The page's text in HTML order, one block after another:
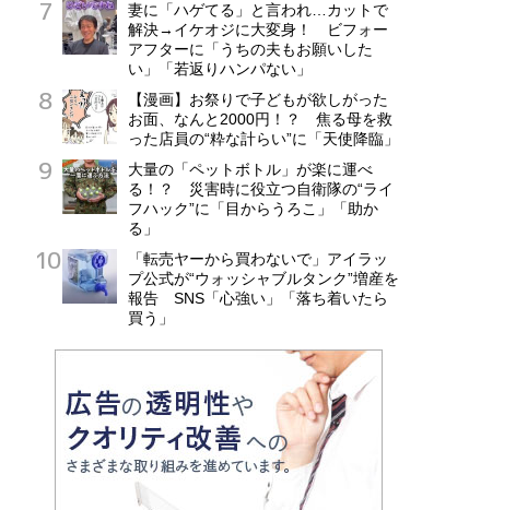
妻に「ハゲてる」と言われ…カットで
解決→イケオジに大変身！ ビフォー
アフターに「うちの夫もお願いした
い」「若返りハンパない」
【漫画】お祭りで子どもが欲しがった
お面、なんと2000円！？ 焦る母を救
った店員の“粋な計らい”に「天使降臨」
大量の「ペットボトル」が楽に運べ
る！？ 災害時に役立つ自衛隊の“ライ
フハック”に「目からうろこ」「助か
る」
「転売ヤーから買わないで」アイラッ
プ公式が“ウォッシャブルタンク”増産を
報告 SNS「心強い」「落ち着いたら
買う」